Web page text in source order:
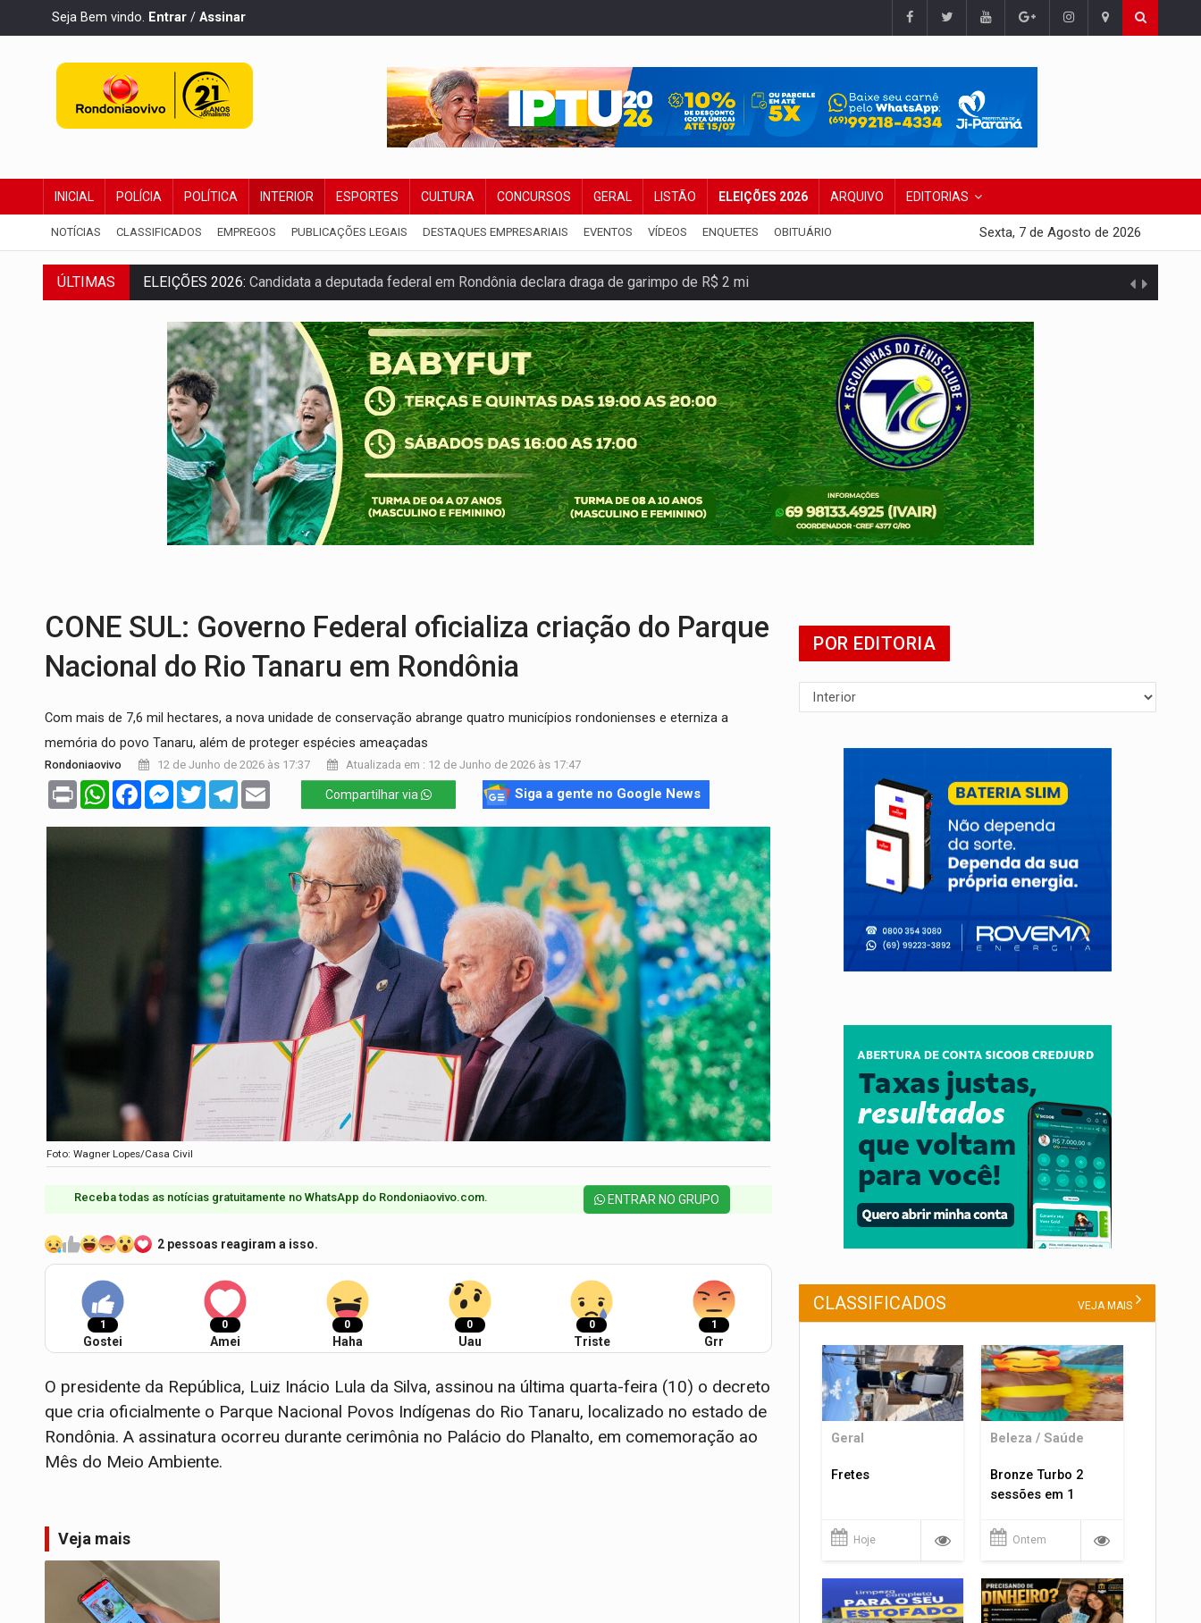
Seja Bem vindo. Entrar / Assinar
INICIAL POLÍCIA POLÍTICA INTERIOR ESPORTES CULTURA CONCURSOS GERAL LISTÃO ELEIÇÕES 2026 ARQUIVO EDITORIAS
NOTÍCIAS CLASSIFICADOS EMPREGOS PUBLICAÇÕES LEGAIS DESTAQUES EMPRESARIAIS EVENTOS VÍDEOS ENQUETES OBITUÁRIO Sexta, 7 de Agosto de 2026
ÚLTIMAS
ELEIÇÕES 2026:Candidata a deputada federal em Rondônia declara draga de garimpo de R$ 2 mi
VÍDEO:Casal de garimpeiros é preso com mercúrio em estepe, ouro e arma
EDUCAÇÃO BÁSICA:Ideb avança nos anos iniciais do ensino fundamental em Rondônia
CONTA DIFÍCIL:Com as novidades na corrida ao Senado as contas ficaram mais difíceis
CH4C1NA:Disputa entre PCC e CV deixa dez mortos em cinco dias na Bolívia
IMUNIZAÇÃO:Prefeitura inicia campanha de multivacinação para crianças e adolescentes
QUIRINUS:Draco faz operação para prender faccionados que atacaram provedores de internet
TRAFICANTE PRESO:Operação Brasil Contra o Crime apreende quase meia tonelada de maconha
SUPER EL NIÑO: Trabalho inédito vai garantir água potável para comunidades do Baixo Madeira
CONE SUL: Governo Federal oficializa criação do Parque
Nacional do Rio Tanaru em Rondônia
Com mais de 7,6 mil hectares, a nova unidade de conservação abrange quatro municípios rondonienses e eterniza a
memória do povo Tanaru, além de proteger espécies ameaçadas
Rondoniaovivo 12 de Junho de 2026 às 17:37 Atualizada em : 12 de Junho de 2026 às 17:47
Print WhatsAppFacebookMessenger
TwitterTelegram Compartilhar via Siga a gente no Google News
Foto: Wagner Lopes/Casa Civil
Receba todas as notícias gratuitamente no WhatsApp do Rondoniaovivo.com.​ ENTRAR NO GRUPO
2 pessoas reagiram a isso.
1
Gostei
0
Amei
0
Haha
0
Uau
0
Triste
1
Grr
O presidente da República, Luiz Inácio Lula da Silva, assinou na última quarta-feira (10) o decreto
que cria oficialmente o Parque Nacional Povos Indígenas do Rio Tanaru, localizado no estado de
Rondônia. A assinatura ocorreu durante cerimônia no Palácio do Planalto, em comemoração ao
Mês do Meio Ambiente.
Veja mais
POR EDITORIA
CLASSIFICADOS VEJA MAIS
Geral
Fretes
Hoje
Beleza / Saúde
Bronze Turbo 2
sessões em 1
Ontem